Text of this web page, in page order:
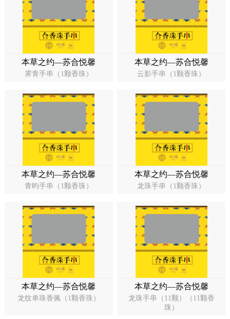
本草之约—苏合悦馨
霁青手串（1颗香珠）
本草之约—苏合悦馨
云影手串（1颗香珠）
本草之约—苏合悦馨
青昀手串（1颗香珠）
本草之约—苏合悦馨
龙珠手串（1颗香珠）
本草之约—苏合悦馨
龙纹单珠香佩（1颗香珠）
本草之约—苏合悦馨
龙珠手串（11颗）（11颗香
珠）